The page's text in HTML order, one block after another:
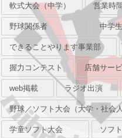
軟式大会（中学） 営業時
野球関係者 中学
できることやります事業部
握力コンテスト 店舗サー
web掲載 ラジオ出演
野球／ソフト大会（大学・社会人
学童ソフト大会 ソフ